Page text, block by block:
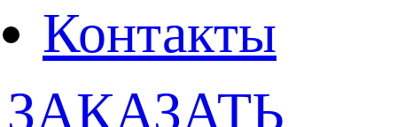
Контакты
ЗАКАЗАТЬ